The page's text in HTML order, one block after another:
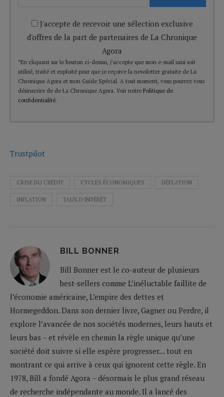
J'accepte de recevoir une sélection exclusive
d'offres de la part de partenaires de La Chronique
Agora
*En cliquant sur le bouton ci-dessus, j’accepte que mon e-mail saisi soit
utilisé, traité et exploité pour que je reçoive la newsletter gratuite de La
Chronique Agora et mon Guide Spécial. A tout moment, vous pourrez vous
désinscrire de de La Chronique Agora. Voir notre Politique de
confidentialité.
Trustpilot
CRISE DU CRÉDIT CYCLES ÉCONOMIQUES DÉFLATION
INFLATION TAUX D'INTÉRÊT
BILL BONNER
Bill Bonner est le co-auteur de plusieurs
best-sellers comme L’inéluctable faillite de
l’économie américaine, L’empire des dettes et
Hormegeddon. Dans son dernier livre, Gagner ou Perdre, il
explore l’avancée de nos sociétés modernes, leurs hauts et
leurs bas – et révèle en chemin la règle unique qu’une
société doit suivre si elle espère progresser... tout en
montrant ce qui arrive à ceux qui ignorent cette règle. En
1978, Bill a fondé Agora – désormais le plus grand réseau
de recherche indépendante au monde. Il a lancé des